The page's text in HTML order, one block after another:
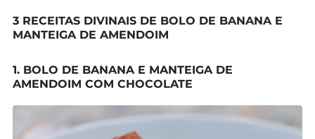
3 RECEITAS DIVINAIS DE BOLO DE BANANA E
MANTEIGA DE AMENDOIM
1. BOLO DE BANANA E MANTEIGA DE
AMENDOIM COM CHOCOLATE